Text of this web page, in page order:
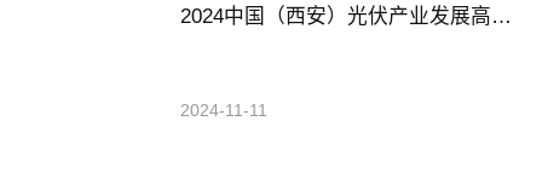
2024中国（西安）光伏产业发展高峰论坛暨展览会
2024-11-11